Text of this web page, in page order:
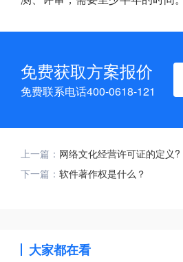
免费获取方案报价
免费联系电话400-0618-121
上一篇： 网络文化经营许可证的定义?
下一篇： 软件著作权是什么？
大家都在看